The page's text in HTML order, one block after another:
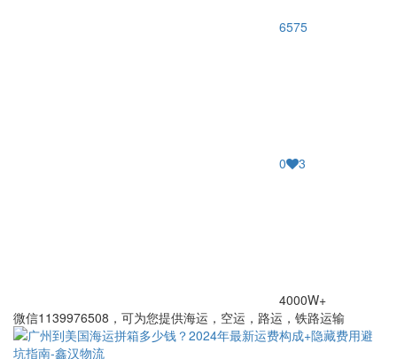
6575
0 3
4000W+
微信1139976508，可为您提供海运，空运，路运，铁路运输